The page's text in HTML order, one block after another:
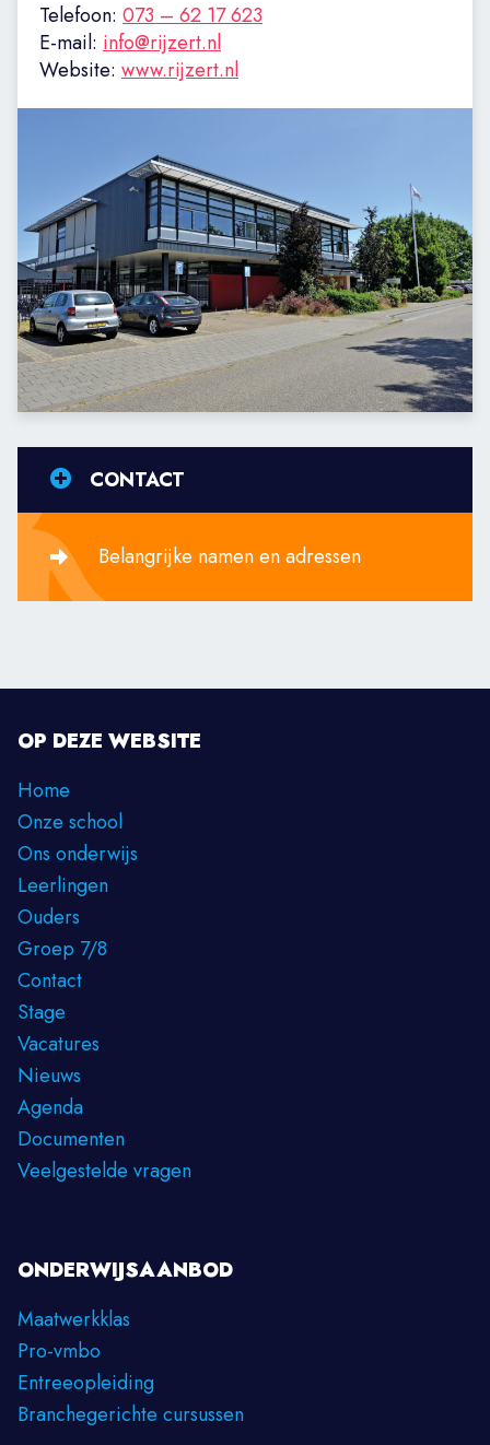
Telefoon: 073 – 62 17 623
E-mail: info@rijzert.nl
Website: www.rijzert.nl
CONTACT
Belangrijke namen en adressen
OP DEZE WEBSITE
Home
Onze school
Ons onderwijs
Leerlingen
Ouders
Groep 7/8
Contact
Stage
Vacatures
Nieuws
Agenda
Documenten
Veelgestelde vragen
ONDERWIJSAANBOD
Maatwerkklas
Pro-vmbo
Entreeopleiding
Branchegerichte cursussen